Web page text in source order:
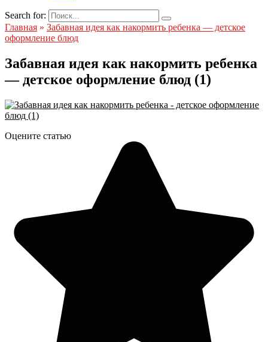
Search for:
Главная » Забавная идея как накормить ребенка — детское
оформление блюд
Забавная идея как накормить ребенка
— детское оформление блюд (1)
Оцените статью